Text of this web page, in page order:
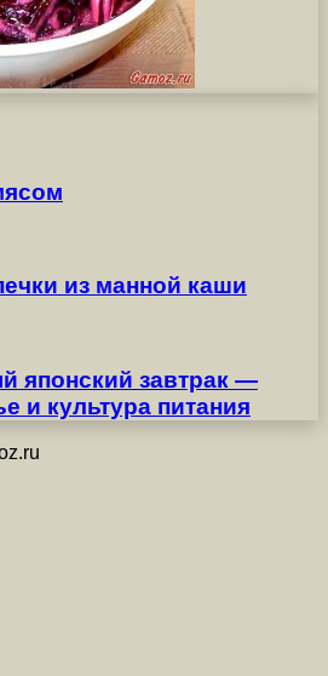
из манной каши
японский завтрак —
и культура питания